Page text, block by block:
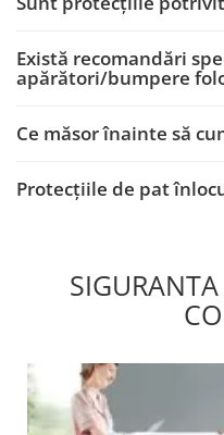
Există recomandări
apărători/bumpere
Ce măsor înainte să
Protecțiile de pat